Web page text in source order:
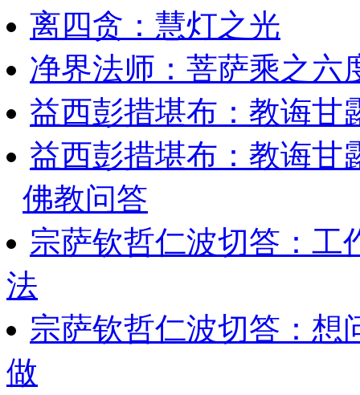
离四贪：慧灯之光
净界法师：菩萨乘之
益西彭措堪布：教诲甘
益西彭措堪布：教诲甘
佛教问答
宗萨钦哲仁波切答：工
法
宗萨钦哲仁波切答：想
做